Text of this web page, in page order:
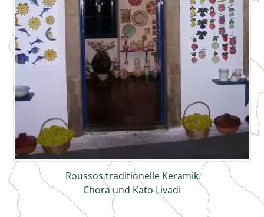
Roussos traditionelle Keramik
Chora und Kato Livadi